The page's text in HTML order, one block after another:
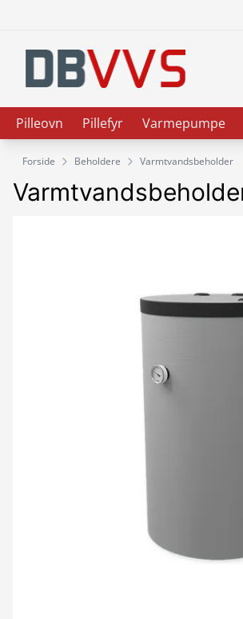
Pilleovn Pillefyr Varmepumpe
Forside Beholdere Varmtvandsbeholder